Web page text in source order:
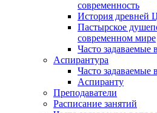
современность
История древней
Пастырское
современном мире
Часто задаваемые
Аспирантура
Часто задаваемые
Аспиранту
Преподаватели
Расписание занятий